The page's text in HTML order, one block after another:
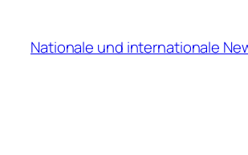
springen
Nationale und internationale